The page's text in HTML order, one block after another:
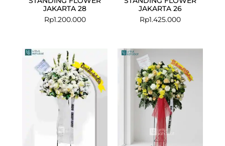
JAKARTA 28
Rp1.200.000
JAKARTA 26
Rp1.425.000